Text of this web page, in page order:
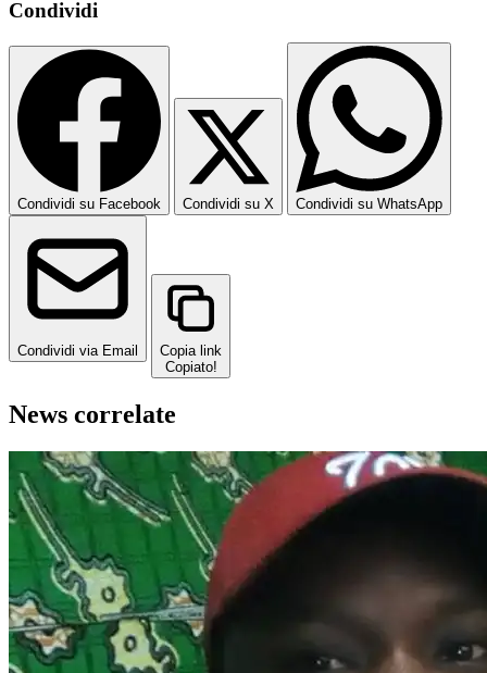
Condividi
Condividi su Facebook Condividi su X Condividi su WhatsApp
Condividi via Email
Copia link
Copiato!
News correlate